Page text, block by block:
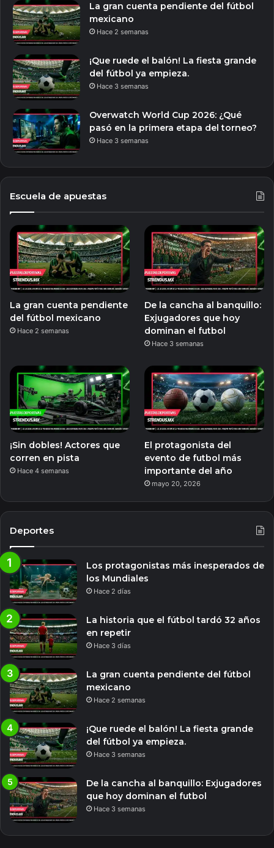
La gran cuenta pendiente del fútbol
mexicano
Hace 2 semanas
¡Que ruede el balón! La fiesta grande
del fútbol ya empieza.
Hace 3 semanas
Overwatch World Cup 2026: ¿Qué
pasó en la primera etapa del torneo?
Hace 3 semanas
Escuela de apuestas
La gran cuenta pendiente
del fútbol mexicano
Hace 2 semanas
De la cancha al banquillo:
Exjugadores que hoy
dominan el futbol
Hace 3 semanas
¡Sin dobles! Actores que
corren en pista
Hace 4 semanas
El protagonista del
evento de futbol más
importante del año
mayo 20, 2026
Deportes
Los protagonistas más inesperados de
los Mundiales
Hace 2 días
La historia que el fútbol tardó 32 años
en repetir
Hace 3 días
La gran cuenta pendiente del fútbol
mexicano
Hace 2 semanas
¡Que ruede el balón! La fiesta grande
del fútbol ya empieza.
Hace 3 semanas
De la cancha al banquillo: Exjugadores
que hoy dominan el futbol
Hace 3 semanas